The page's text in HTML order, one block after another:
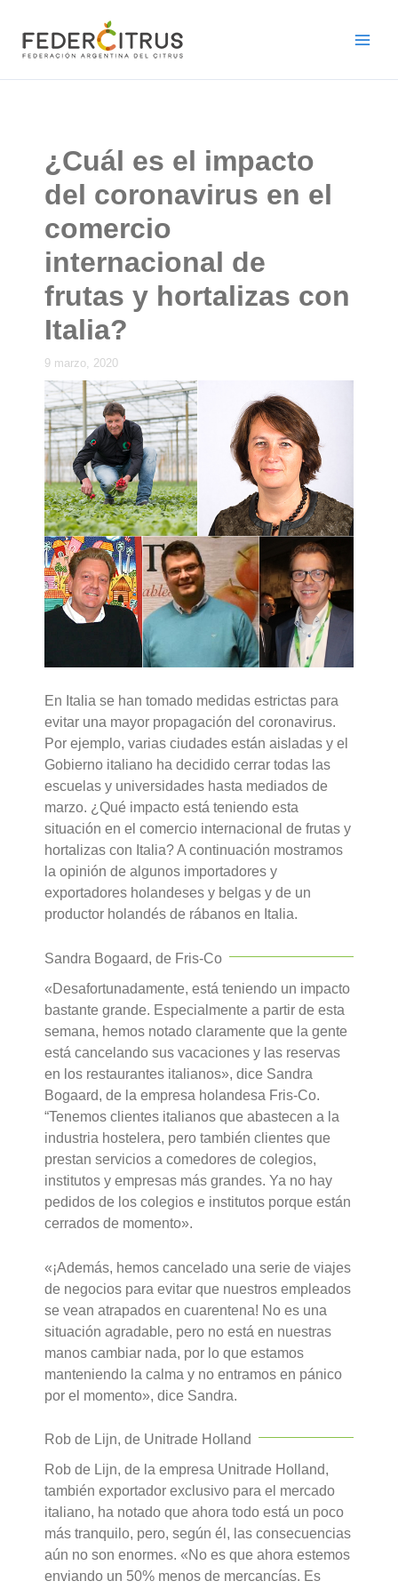
contenido
¿Cuál es el impacto
del coronavirus en el
comercio
internacional de
frutas y hortalizas con
Italia?
9 marzo, 2020
En Italia se han tomado medidas estrictas para
evitar una mayor propagación del coronavirus.
Por ejemplo, varias ciudades están aisladas y el
Gobierno italiano ha decidido cerrar todas las
escuelas y universidades hasta mediados de
marzo. ¿Qué impacto está teniendo esta
situación en el comercio internacional de frutas y
hortalizas con Italia? A continuación mostramos
la opinión de algunos importadores y
exportadores holandeses y belgas y de un
productor holandés de rábanos en Italia.
Sandra Bogaard, de Fris-Co
«Desafortunadamente, está teniendo un impacto
bastante grande. Especialmente a partir de esta
semana, hemos notado claramente que la gente
está cancelando sus vacaciones y las reservas
en los restaurantes italianos», dice Sandra
Bogaard, de la empresa holandesa Fris-Co.
“Tenemos clientes italianos que abastecen a la
industria hostelera, pero también clientes que
prestan servicios a comedores de colegios,
institutos y empresas más grandes. Ya no hay
pedidos de los colegios e institutos porque están
cerrados de momento».
«¡Además, hemos cancelado una serie de viajes
de negocios para evitar que nuestros empleados
se vean atrapados en cuarentena! No es una
situación agradable, pero no está en nuestras
manos cambiar nada, por lo que estamos
manteniendo la calma y no entramos en pánico
por el momento», dice Sandra.
Rob de Lijn, de Unitrade Holland
Rob de Lijn, de la empresa Unitrade Holland,
también exportador exclusivo para el mercado
italiano, ha notado que ahora todo está un poco
más tranquilo, pero, según él, las consecuencias
aún no son enormes. «No es que ahora estemos
enviando un 50% menos de mercancías. Es